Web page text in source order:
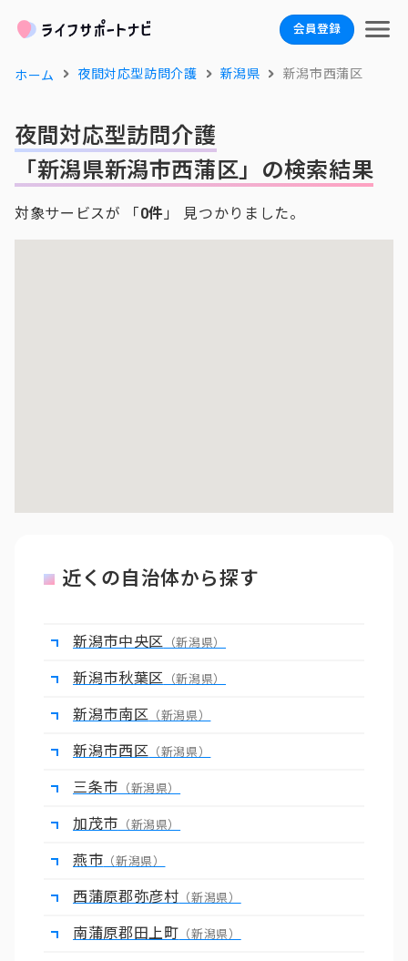
会員登録
ホーム 夜間対応型訪問介護 新潟県 新潟市西蒲区
夜間対応型訪問介護
「新潟県新潟市西蒲区」の検索結果
対象サービスが 「0件 」 見つかりました。
近くの自治体から探す
新潟市中央区 （新潟県）
新潟市秋葉区 （新潟県）
新潟市南区 （新潟県）
新潟市西区 （新潟県）
三条市 （新潟県）
加茂市 （新潟県）
燕市 （新潟県）
西蒲原郡弥彦村 （新潟県）
南蒲原郡田上町 （新潟県）